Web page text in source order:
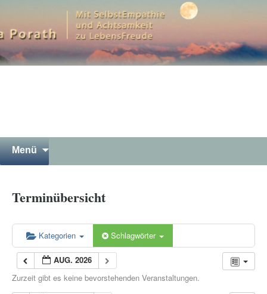
Petra Porath – Bergwandern
Luna Yoga Gewaltfreie
Mit SelbstEmpathie und Achtsamkeit zu
LebensFreude
Menü
zum
Terminübersicht
Kategorien Schlagwörter
AUG. 2026
Zurzeit gibt es keine bevorstehenden Veranstaltungen.